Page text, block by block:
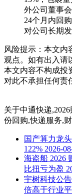
外公司董事
24个月内回
对公司长期
风险提示：本文内
观点。如有出入请
本文内容不构成投
对此不承担任何责
关于中通快递
份回购,快递服务,
国产算力龙
122% 2026-
海盗船 2026
比扭亏为盈
宇树科技公
倍高于行业